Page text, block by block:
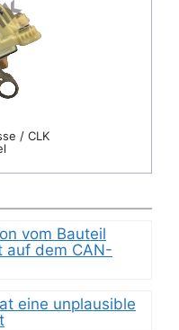
/ CLK
vom Bauteil
auf dem CAN-
eine unplausible